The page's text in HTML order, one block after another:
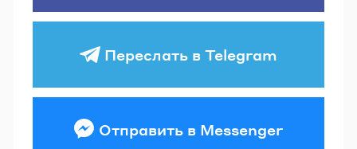
Переслать в Telegram
Отправить в Messenger